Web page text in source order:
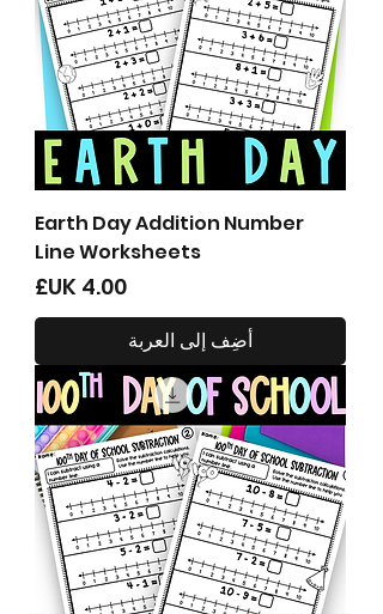
Earth Day Addition Number
Line Worksheets
السعر
أضِف إلى العربة